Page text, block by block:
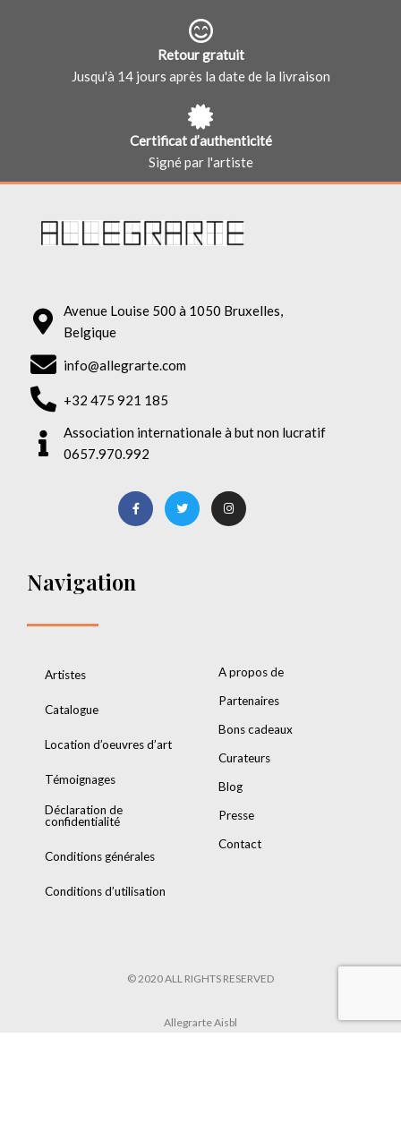
Retour gratuit
Jusqu'à 14 jours après la date de la livraison
Certificat d’authenticité
Signé par l'artiste
Avenue Louise 500 à 1050 Bruxelles,
Belgique
info@allegrarte.com
+32 475 921 185
Association internationale à but non lucratif
0657.970.992
Navigation
Artistes
Catalogue
Location d’oeuvres d’art
Témoignages
Déclaration de
confidentialité
Conditions générales
Conditions d’utilisation
A propos de
Partenaires
Bons cadeaux
Curateurs
Blog
Presse
Contact
© 2020 ALL RIGHTS RESERVED
Allegrarte Aisbl